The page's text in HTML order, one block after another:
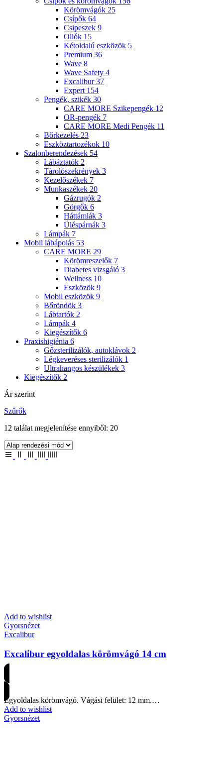
Körömvágók 25
Csípők 64
Csipeszek 9
Ollók 15
Kétoldalú eszközök 5
Premium 36
Wave 8
Wave Safety 4
Excalibur37
Expert 154
Pengék, szikék 30
CARE MORE Szikepengék 12
OR-pengék 7
CARE MORE Medi Pengék 11
Bőrkezelés 23
Eszköztartozékok 10
Szalonberendezések 54
Lábáztatók 2
Tárolószekrények 3
Kezelőszékek 7
Munkaszékek 20
Gázrugók 2
Görgők 6
Háttámlák 3
Üléspárnák 3
Lámpák 7
Mobil lábápolás 53
CARE MORE 29
Körömreszelők 7
Diabetes vizsgáló 3
Wellness 10
Eszközök 9
Mobil eszközök 9
Bőröndök 3
Lábtartók 2
Lámpák 4
Kiegészítők 6
Praxishigiénia 6
Gőzsterilizálók, autoklávok 2
Légkeveréses sterilizálók 1
Ultrahangos készülékek 3
Kiegészítők 2
Ár szerint
Szűrők
12 találat megjelenítése ennyiből: 20
Add to wishlist
Gyorsnézet
Excalibur
Excalibur egyoldalas körömvágó 14 cm
Egyoldalas körömvágó. Vágási felület: 12 mm.…
Add to wishlist
Gyorsnézet